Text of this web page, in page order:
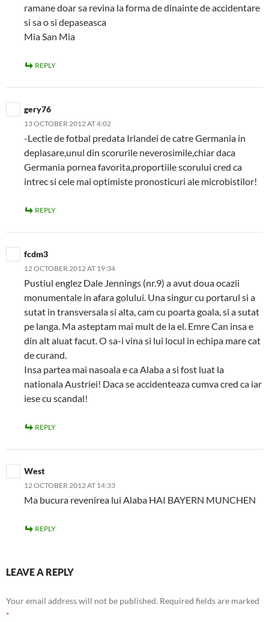
ramane doar sa revina la forma de dinainte de accidentare
si sa o si depaseasca
Mia San Mia
REPLY
gery76
13 OCTOBER 2012 AT 4:02
-Lectie de fotbal predata Irlandei de catre Germania in
deplasare,unul din scorurile neverosimile,chiar daca
Germania pornea favorita,proportiile scorului cred ca
intrec si cele mai optimiste pronosticuri ale microbistilor!
REPLY
fcdm3
12 OCTOBER 2012 AT 19:34
Pustiul englez Dale Jennings (nr.9) a avut doua ocazii
monumentale in afara golului. Una singur cu portarul si a
sutat in transversala si alta, cam cu poarta goala, si a sutat
pe langa. Ma asteptam mai mult de la el. Emre Can insa e
din alt aluat facut. O sa-i vina si lui locul in echipa mare cat
de curand.
Insa partea mai nasoala e ca Alaba a si fost luat la
nationala Austriei! Daca se accidenteaza cumva cred ca iar
iese cu scandal!
REPLY
West
12 OCTOBER 2012 AT 14:33
Ma bucura revenirea lui Alaba HAI BAYERN MUNCHEN
REPLY
LEAVE A REPLY
Your email address will not be published. Required fields are marked
*